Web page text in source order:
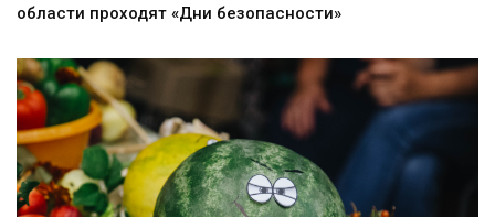
области проходят «Дни безопасности»